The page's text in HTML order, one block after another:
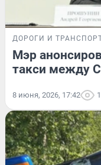
ДОРОГИ И
Мэр
такси между
8 июня, 2026, 17:42